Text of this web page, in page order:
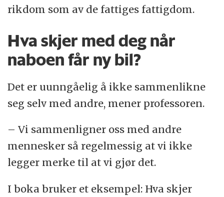
rikdom som av de fattiges fattigdom.
Hva skjer med deg når
naboen får ny bil?
Det er uunngåelig å ikke sammenlikne
seg selv med andre, mener professoren.
– Vi sammenligner oss med andre
mennesker så regelmessig at vi ikke
legger merke til at vi gjør det.
I boka bruker et eksempel: Hva skjer